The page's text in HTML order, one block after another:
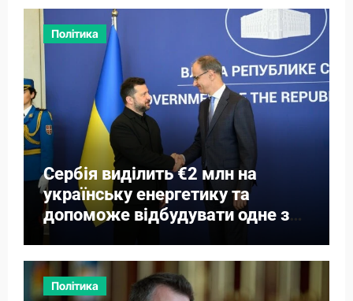
Політика
Сербія виділить €2 млн на
українську енергетику та
допоможе відбудувати одне з
міст
Політика